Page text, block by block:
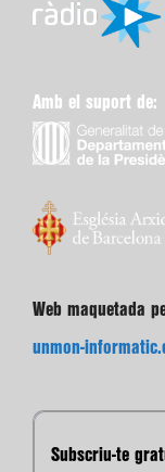
Amb el suport de:
Web maquetada
unmon-
Subscriu-te